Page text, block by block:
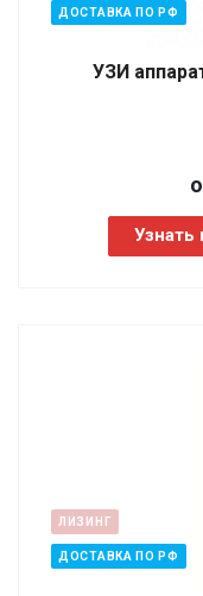
ДОСТАВКА ПО РФ
УЗИ
Узнать
ЛИЗИНГ
ДОСТАВКА ПО РФ